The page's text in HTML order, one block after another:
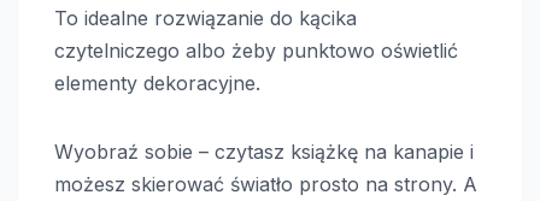
To idealne rozwiązanie do kącika
czytelniczego albo żeby punktowo oświetlić
elementy dekoracyjne.
Wyobraź sobie – czytasz książkę na kanapie i
możesz skierować światło prosto na strony. A